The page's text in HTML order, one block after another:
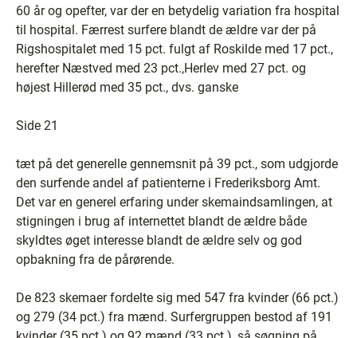
60 år og opefter, var der en betydelig variation fra hospital
til hospital. Færrest surfere blandt de ældre var der på
Rigshospitalet med 15 pct. fulgt af Roskilde med 17 pct.,
herefter Næstved med 23 pct.,Herlev med 27 pct. og
højest Hillerød med 35 pct., dvs. ganske
Side 21
tæt på det generelle gennemsnit på 39 pct., som udgjorde
den surfende andel af patienterne i Frederiksborg Amt.
Det var en generel erfaring under skemaindsamlingen, at
stigningen i brug af internettet blandt de ældre både
skyldtes øget interesse blandt de ældre selv og god
opbakning fra de pårørende.
De 823 skemaer fordelte sig med 547 fra kvinder (66 pct.)
og 279 (34 pct.) fra mænd. Surfergruppen bestod af 191